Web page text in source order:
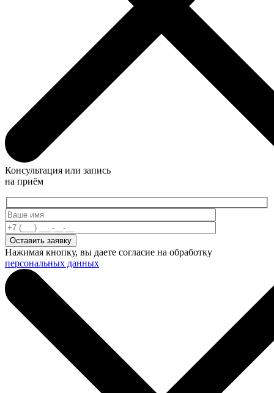
Консультация или запись
на приём
Нажимая кнопку, вы даете согласие на обработку
персональных данных